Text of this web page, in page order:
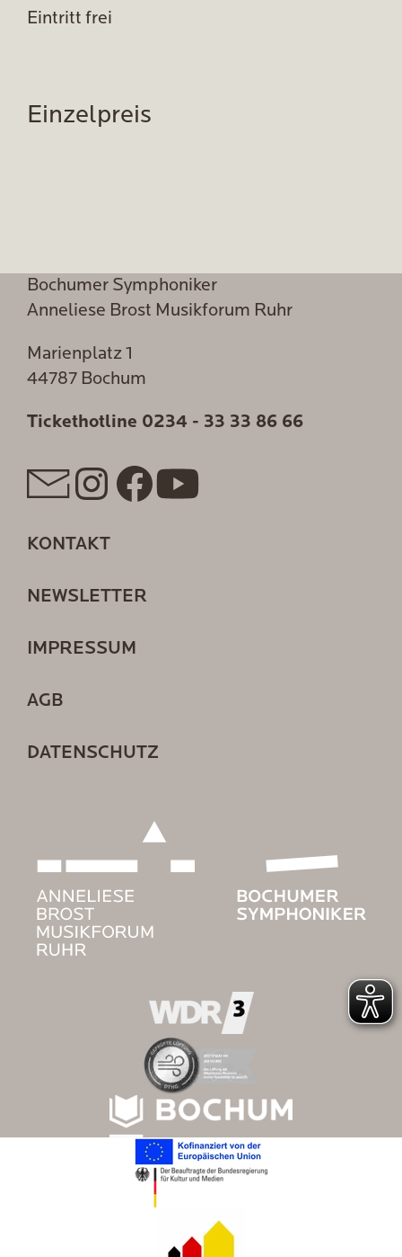
Eintritt frei
Einzelpreis
Bochumer Symphoniker
Anneliese Brost Musikforum Ruhr
Marienplatz 1
44787 Bochum
Tickethotline 0234 - 33 33 86 66
KONTAKT
NEWSLETTER
IMPRESSUM
AGB
DATENSCHUTZ